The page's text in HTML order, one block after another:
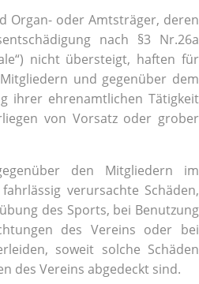
Organ- oder Amtsträger, deren
nach §3 Nr.26a
nicht übersteigt, haften für
und gegenüber dem
ihrer ehrenamtlichen Tätigkeit
von Vorsatz oder grober
den Mitgliedern im
verursachte Schäden,
des Sports, bei Benutzung
des Vereins oder bei
soweit solche Schäden
des Vereins abgedeckt sind.